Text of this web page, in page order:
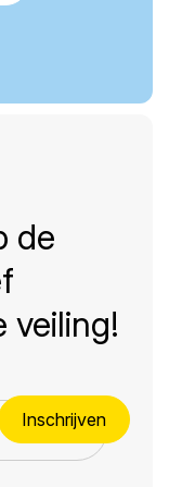
de
veiling!
Inschrijven